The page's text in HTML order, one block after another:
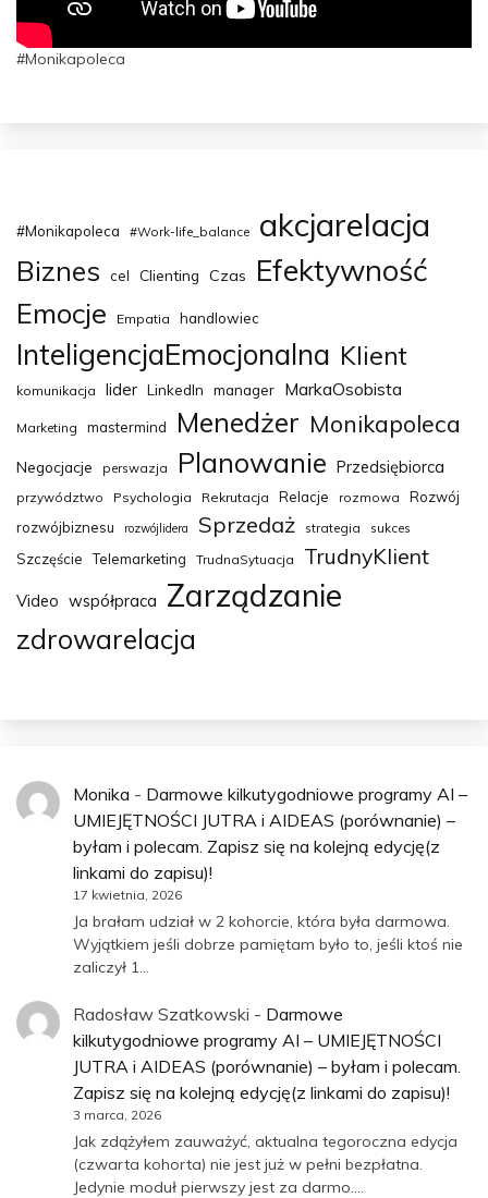
#Monikapoleca
#Monikapoleca #Work-life_balance akcjarelacja
Biznes cel Clienting Czas Efektywność
Emocje Empatia handlowiec
InteligencjaEmocjonalna Klient
komunikacja lider LinkedIn manager MarkaOsobista
Marketing mastermind Menedżer Monikapoleca
Negocjacje perswazja Planowanie Przedsiębiorca
przywództwo Psychologia Rekrutacja Relacje rozmowa
Rozwój
rozwójbiznesu
rozwójlidera Sprzedaż strategia sukces
Szczęście Telemarketing TrudnaSytuacja TrudnyKlient
Video współpraca Zarządzanie
zdrowarelacja
Monika - Darmowe kilkutygodniowe programy AI –
UMIEJĘTNOŚCI JUTRA i AIDEAS (porównanie) –
byłam i polecam. Zapisz się na kolejną edycję(z
linkami do zapisu)!
17 kwietnia, 2026
Ja brałam udział w 2 kohorcie, która była darmowa.
Wyjątkiem jeśli dobrze pamiętam było to, jeśli ktoś nie
zaliczył 1…
Radosław Szatkowski - Darmowe
kilkutygodniowe programy AI – UMIEJĘTNOŚCI
JUTRA i AIDEAS (porównanie) – byłam i polecam.
Zapisz się na kolejną edycję(z linkami do zapisu)!
3 marca, 2026
Jak zdążyłem zauważyć, aktualna tegoroczna edycja
(czwarta kohorta) nie jest już w pełni bezpłatna.
Jedynie moduł pierwszy jest za darmo.…